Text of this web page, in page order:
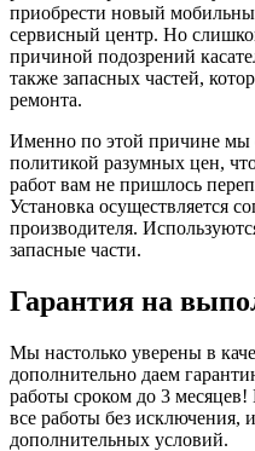
приобрести новый
сервисный центр. Но
причиной подозрений
также запасных частей,
ремонта.
Именно по этой причине мы
политикой разумных цен,
работ вам не пришлось
Установка осуществляется
производителя.
запасные части.
Гарантия на
Мы настолько уверены в
дополнительно даем
работы сроком до 3 месяцев!
все работы без исключения,
дополнительных условий.